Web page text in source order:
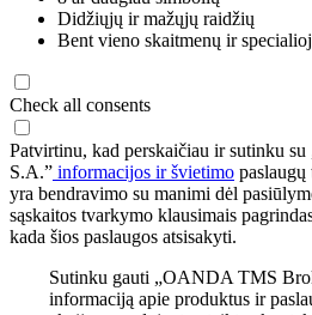
Didžiųjų ir mažųjų raidžių
Bent vieno skaitmenų ir
Check all consents
Patvirtinu, kad perskaičiau ir sutinku
S.A.” informacijos ir švietimo
yra bendravimo su manimi dėl
sąskaitos tvarkymo klausimais
kada šios paslaugos atsisakyti.
Sutinku gauti „OANDA TMS
informaciją apie produktus ir